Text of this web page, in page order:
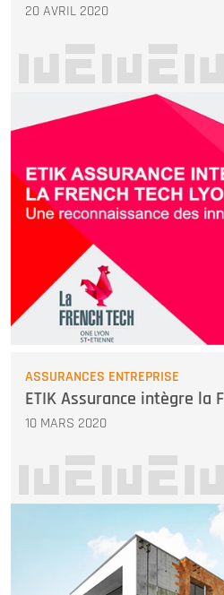
20 AVRIL 2020
ASSURANCES ENTREPRISE
ETIK Assurance intègre la
10 MARS 2020